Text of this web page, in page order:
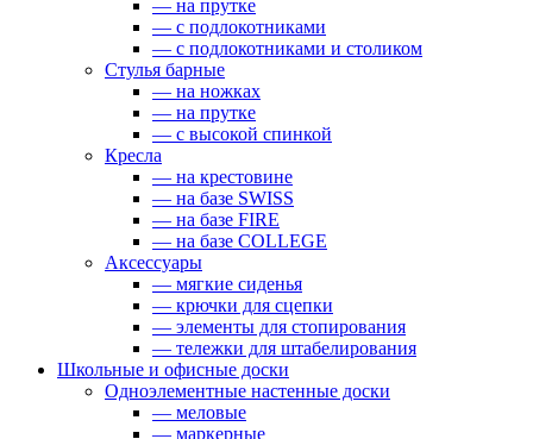
— на прутке
— с подлокотниками
— с подлокотниками и столиком
Стулья барные
— на ножках
— на прутке
— с высокой спинкой
Кресла
— на крестовине
— на базе SWISS
— на базе FIRE
— на базе COLLEGE
Аксессуары
— мягкие сиденья
— крючки для сцепки
— элементы для стопирования
— тележки для штабелирования
Школьные и офисные доски
Одноэлементные настенные доски
— меловые
— маркерные